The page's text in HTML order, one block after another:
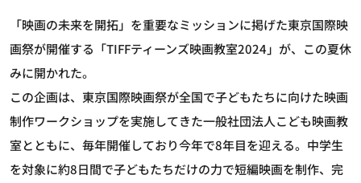
「映画の未来を開拓」を重要なミッションに掲げた東京国際映
画祭が開催する「TIFFティーンズ映画教室2024」が、この夏休
みに開かれた。
この企画は、東京国際映画祭が全国で子どもたちに向けた映画
制作ワークショップを実施してきた一般社団法人こども映画教
室とともに、毎年開催しており今年で8年目を迎える。中学生
を対象に約8日間で子どもたちだけの力で短編映画を制作、完